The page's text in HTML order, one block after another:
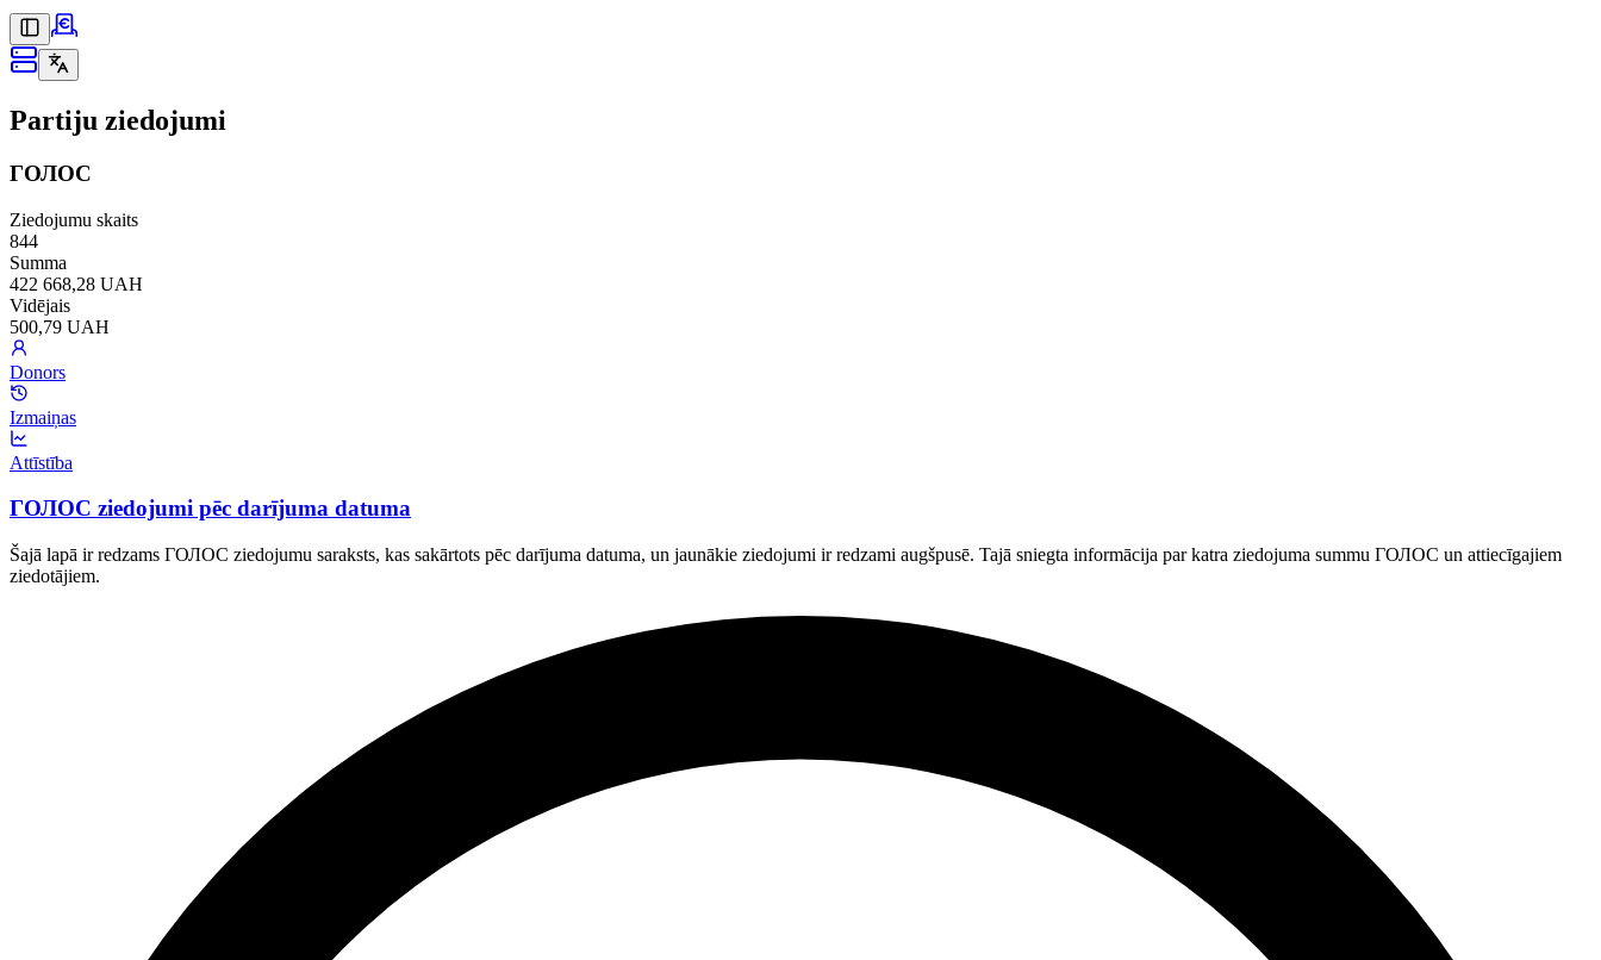
Partiju ziedojumi
ГОЛОС
Ziedojumu skaits
844
Summa
422 668,28 UAH
Vidējais
500,79 UAH
Donors
Izmaiņas
Attīstība
ГОЛОС ziedojumi pēc darījuma datuma
Šajā lapā ir redzams ГОЛОС ziedojumu saraksts, kas sakārtots pēc darījuma datuma, un jaunākie ziedojumi ir redzami augšpusē. Tajā sniegta informācija par katra ziedojuma summu ГОЛОС un attiecīgajiem
ziedotājiem.